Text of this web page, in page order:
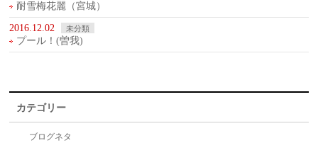
耐雪梅花麗（宮城）
2016.12.02 未分類
プール！(曽我)
カテゴリー
ブログネタ